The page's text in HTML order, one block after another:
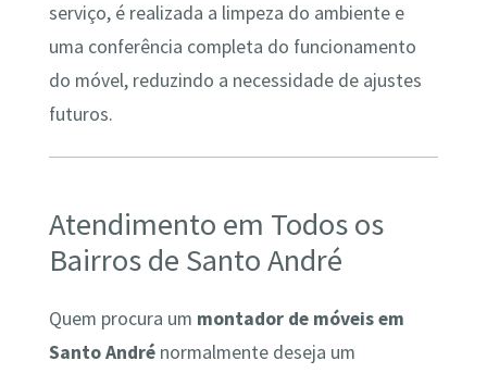
serviço, é realizada a limpeza do ambiente e
uma conferência completa do funcionamento
do móvel, reduzindo a necessidade de ajustes
futuros.
Atendimento em Todos os
Bairros de Santo André
Quem procura um montador de móveis em
Santo Andrénormalmente deseja um